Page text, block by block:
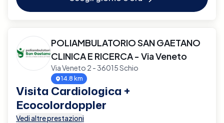
POLIAMBULATORIO SAN GAETANO
CLINICA E RICERCA - Via Veneto
Via Veneto 2 - 36015 Schio
14.8 km
Visita Cardiologica +
Ecocolordoppler
Vedi altre prestazioni